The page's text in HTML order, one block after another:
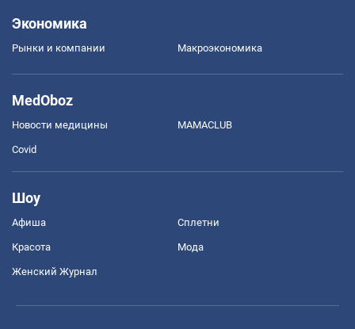
Экономика
Рынки и компании Mакроэкономика
MedOboz
Новости медицины MAMACLUB
Covid
Шоу
Афиша Сплетни
Красота Мода
Женский Журнал